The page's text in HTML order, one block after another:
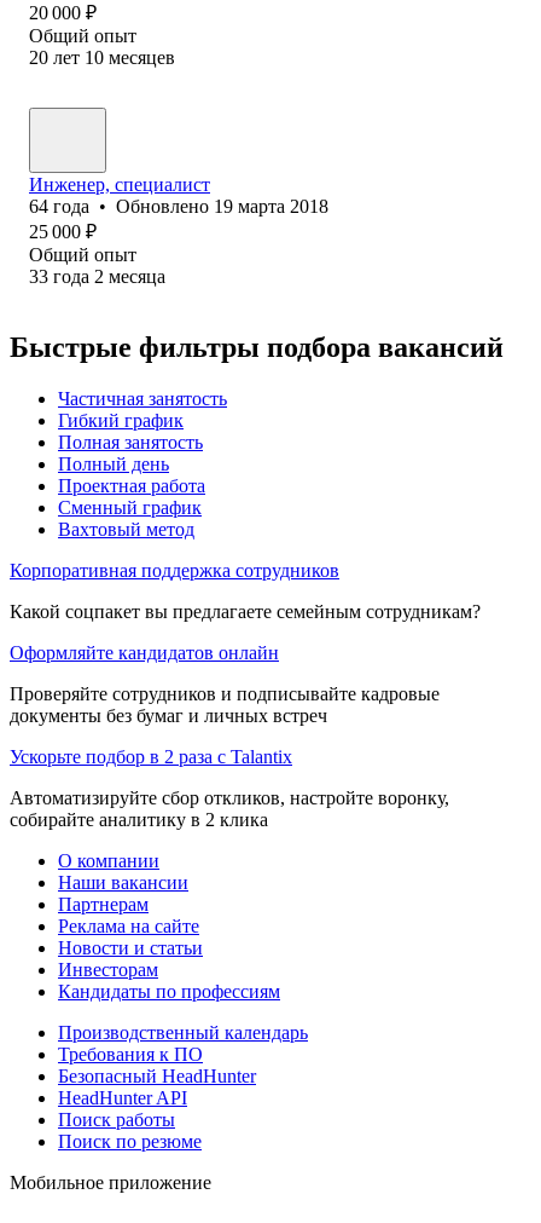
20 000 ₽
Общий опыт
20 лет 10 месяцев
Инженер, специалист
64 года • Обновлено 19 марта 2018
25 000 ₽
Общий опыт
33 года 2 месяца
Быстрые фильтры подбора вакансий
Частичная занятость
Гибкий график
Полная занятость
Полный день
Проектная работа
Сменный график
Вахтовый метод
Корпоративная поддержка сотрудников
Какой соцпакет вы предлагаете семейным сотрудникам?
Оформляйте кандидатов онлайн
Проверяйте сотрудников и подписывайте кадровые
документы без бумаг и личных встреч
Ускорьте подбор в 2 раза с Talantix
Автоматизируйте сбор откликов, настройте воронку,
собирайте аналитику в 2 клика
О компании
Наши вакансии
Партнерам
Реклама на сайте
Новости и статьи
Инвесторам
Кандидаты по профессиям
Производственный календарь
Требования к ПО
Безопасный HeadHunter
HeadHunter API
Поиск работы
Поиск по резюме
Мобильное приложение